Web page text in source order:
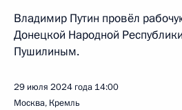
Владимир Путин провёл
Донецкой Народной
Пушилиным.
29 июля 2024 года 14:00
Москва, Кремль